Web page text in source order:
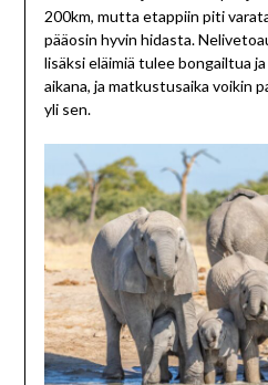
200km, mutta etappiin piti
pääosin hyvin hidasta.
lisäksi eläimiä tulee bongailtua
aikana, ja matkustusaika voikin
yli sen.